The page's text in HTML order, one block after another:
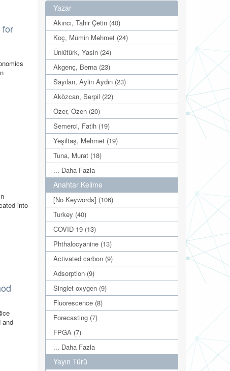
for
into
and
Yazar
Akıncı, Tahir Çetin (40)
Koç, Mümin Mehmet (24)
Ünlütürk, Yasin (24)
Akgenç, Berna (23)
Sayılan, Aylin Aydın (23)
Aközcan, Serpil (22)
Özer, Özen (20)
Semerci, Fatih (19)
Yeşiltaş, Mehmet (19)
Tuna, Murat (18)
... Daha Fazla
Anahtar Kelime
[No Keywords] (106)
Turkey (40)
COVID-19 (13)
Phthalocyanine (13)
Activated carbon (9)
Adsorption (9)
Singlet oxygen (9)
Fluorescence (8)
Forecasting (7)
FPGA (7)
... Daha Fazla
Yayın Türü